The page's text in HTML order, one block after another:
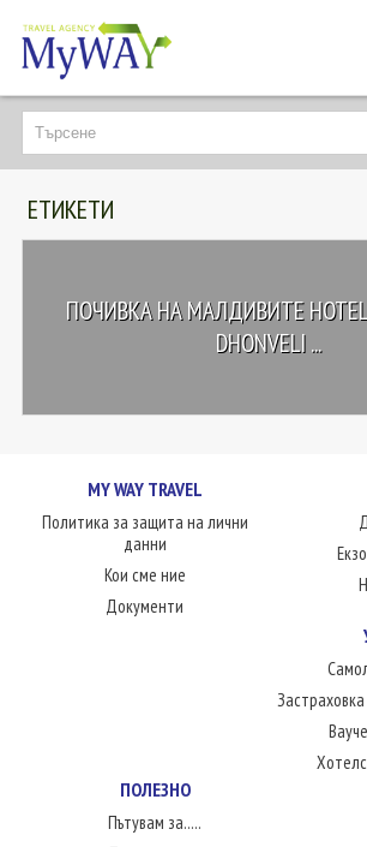
НАЙ-ТЪРСЕНИ
ДЕСТИНАЦИИ
ЕКЗОТИЧНИ ПОЧИВКИ
ЛЮБОПИТНО
КОНТАКТИ
ЕТИКЕТИ
ПОЧИВКА НА МАЛДИВИТЕ HOTEL
DHONVELI ...
MY WAY TRAVEL
Политика за защита на лични
данни
Кои сме ние
Документи
ПОЛЕЗНО
Пътувам за.....